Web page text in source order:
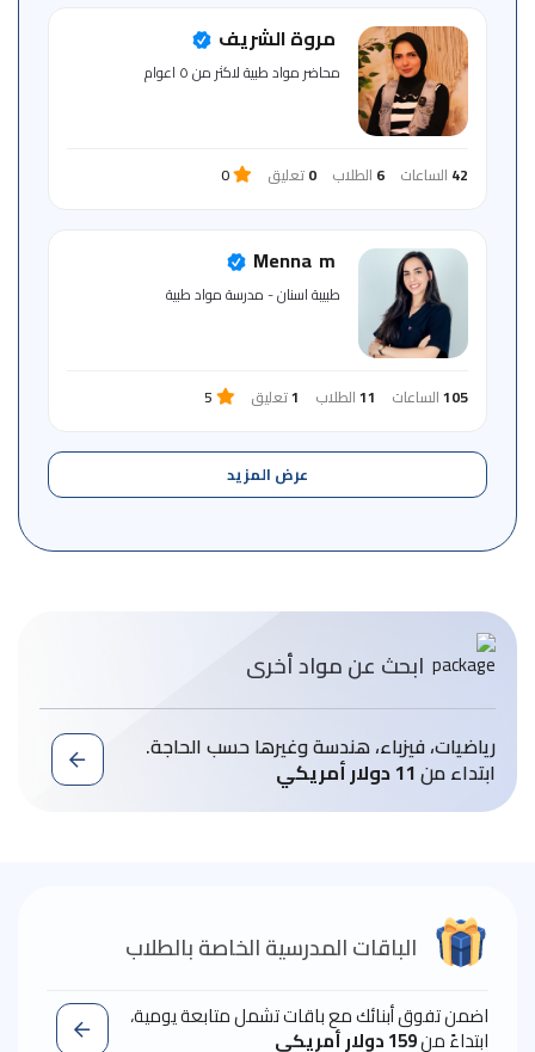
مروة الشريف
محاضر مواد طبية لاكثر من ٥ اعوام
42 الساعات 6 الطلاب 0تعليق 0
Menna ‎ m
طبيبة اسنان - مدرسة مواد طبية
105الساعات 11الطلاب 1تعليق 5
عرض المزيد
ابحث عن مواد أخرى
رياضيات، فيزباء، هندسة وغيرها حسب الحاجة.
ابتداء من11 دولار أمريكي
الباقات المدرسية الخاصة بالطلاب
اضمن تفوق أبنائك مع باقات تشمل متابعة يومية،
ابتداءً من159 دولار أمريكي